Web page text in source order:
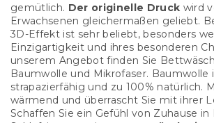
gemütlich. Der originelle Druck wird
Erwachsenen gleichermaßen geliebt.
3D-Effekt ist sehr beliebt, besonders
Einzigartigkeit und ihres besonderen
unserem Angebot finden Sie
Baumwolle und Mikrofaser. Baumwolle
strapazierfähig und zu 100% natürlich.
wärmend und überrascht Sie mit ihrer
Schaffen Sie ein Gefühl von Zuhause in